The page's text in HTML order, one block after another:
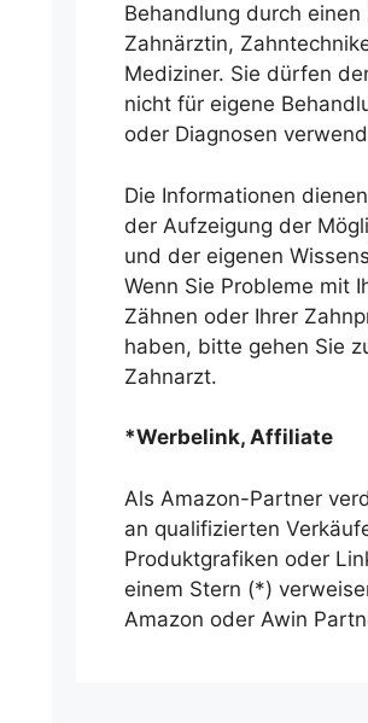
Behandlung durch einen
Zahnärztin,
Mediziner. Sie dürfen
nicht für eigene
oder Diagnosen
Die Informationen
der Aufzeigung der
und der eigenen
Wenn Sie Probleme mit
Zähnen oder Ihrer
haben, bitte gehen Sie
Zahnarzt.
*Werbelink, Affiliate
Als Amazon-Partner
an qualifizierten
Produktgrafiken oder
einem Stern (*)
Amazon oder Awin